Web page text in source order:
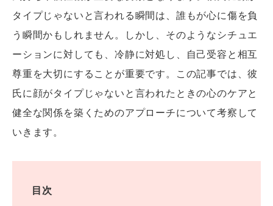
タイプじゃないと言われる瞬間は、誰もが心に傷を負
う瞬間かもしれません。しかし、そのようなシチュエ
ーションに対しても、冷静に対処し、自己受容と相互
尊重を大切にすることが重要です。この記事では、彼
氏に顔がタイプじゃないと言われたときの心のケアと
健全な関係を築くためのアプローチについて考察して
いきます。
目次